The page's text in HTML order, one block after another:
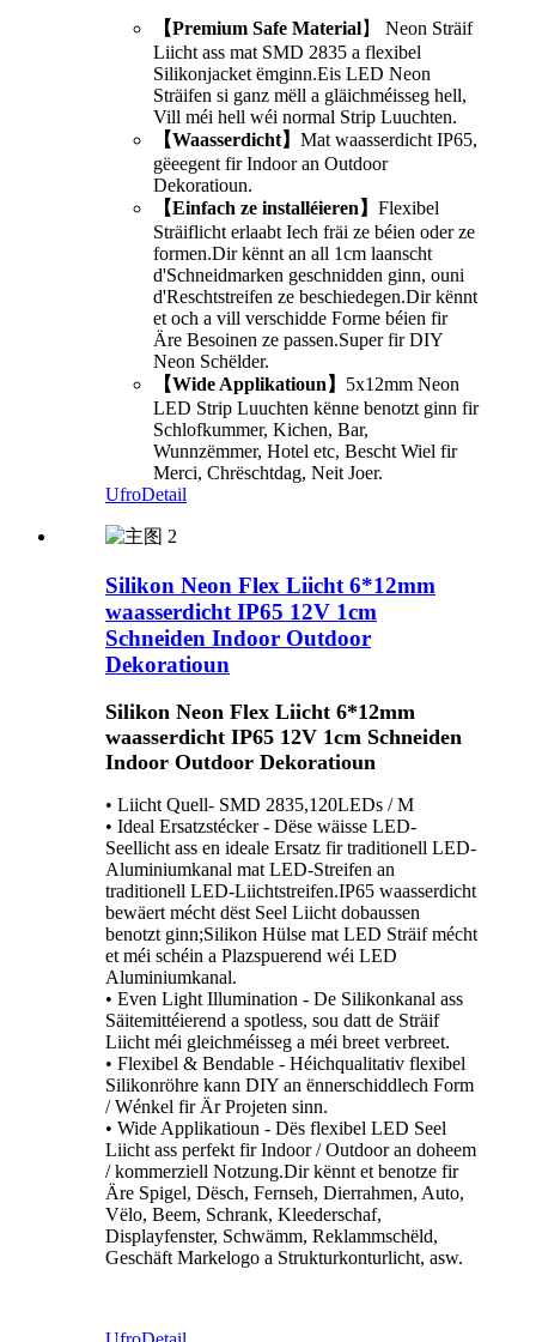
【Premium Safe Material】 Neon Sträif
Liicht ass mat SMD 2835 a flexibel
Silikonjacket ëmginn.Eis LED Neon
Sträifen si ganz mëll a gläichméisseg hell,
Vill méi hell wéi normal Strip Luuchten.
【Waasserdicht】 Mat waasserdicht IP65,
gëeegent fir Indoor an Outdoor
Dekoratioun.
【Einfach ze installéieren】 Flexibel
Sträiflicht erlaabt Iech fräi ze béien oder ze
formen.Dir kënnt an all 1cm laanscht
d'Schneidmarken geschnidden ginn, ouni
d'Reschtstreifen ze beschiedegen.Dir kënnt
et och a vill verschidde Forme béien fir
Äre Besoinen ze passen.Super fir DIY
Neon Schëlder.
【Wide Applikatioun】 5x12mm Neon
LED Strip Luuchten kënne benotzt ginn fir
Schlofkummer, Kichen, Bar,
Wunnzëmmer, Hotel etc, Bescht Wiel fir
Merci, Chrëschtdag, Neit Joer.
UfroDetail
Silikon Neon Flex Liicht 6*12mm
waasserdicht IP65 12V 1cm
Schneiden Indoor Outdoor
Dekoratioun
Silikon Neon Flex Liicht 6*12mm
waasserdicht IP65 12V 1cm Schneiden
Indoor Outdoor Dekoratioun
• Liicht Quell- SMD 2835,120LEDs / M
• Ideal Ersatzstécker - Dëse wäisse LED-
Seellicht ass en ideale Ersatz fir traditionell LED-
Aluminiumkanal mat LED-Streifen an
traditionell LED-Liichtstreifen.IP65 waasserdicht
bewäert mécht dëst Seel Liicht dobaussen
benotzt ginn;Silikon Hülse mat LED Sträif mécht
et méi schéin a Plazspuerend wéi LED
Aluminiumkanal.
• Even Light Illumination - De Silikonkanal ass
Säitemittéierend a spotless, sou datt de Sträif
Liicht méi gleichméisseg a méi breet verbreet.
• Flexibel & Bendable - Héichqualitativ flexibel
Silikonröhre kann DIY an ënnerschiddlech Form
/ Wénkel fir Är Projeten sinn.
• Wide Applikatioun - Dës flexibel LED Seel
Liicht ass perfekt fir Indoor / Outdoor an doheem
/ kommerziell Notzung.Dir kënnt et benotze fir
Äre Spigel, Dësch, Fernseh, Dierrahmen, Auto,
Vëlo, Beem, Schrank, Kleederschaf,
Displayfenster, Schwämm, Reklammschëld,
Geschäft Markelogo a Strukturkonturlicht, asw.